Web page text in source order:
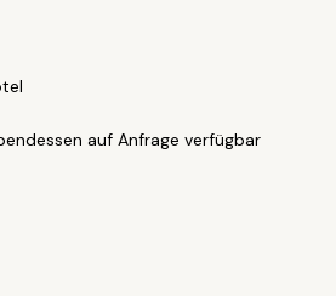
auf Anfrage verfügbar